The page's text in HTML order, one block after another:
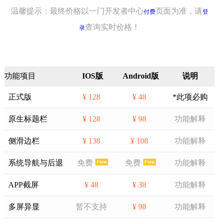
温馨提示：最终价格以一门开发者中心付费页面为准，请登
录查询实时价格！
功能项目 IOS版 Android版 说明
正式版 ¥ 128 ¥ 48 *此项必购
原生标题栏 ¥ 128 ¥ 98 功能解释
侧滑边栏 ¥ 138 ¥ 108 功能解释
系统导航与后退 免费 免费 功能解释
APP截屏 ¥ 48 ¥ 38 功能解释
多屏异显 暂不支持 ¥ 98 功能解释